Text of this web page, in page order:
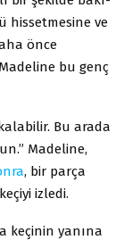
hissetmesine ve
önce
bu genç
Bu arada
Madeline,
, bir parça
izledi.
keçinin yanına